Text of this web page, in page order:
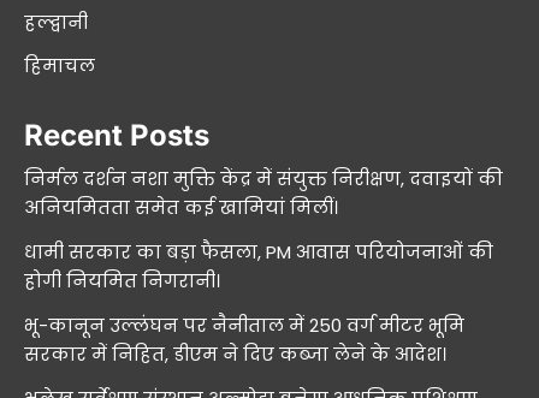
हल्द्वानी
हिमाचल
Recent Posts
निर्मल दर्शन नशा मुक्ति केंद्र में संयुक्त निरीक्षण, दवाइयों की
अनियमितता समेत कई खामियां मिलीं।
धामी सरकार का बड़ा फैसला, PM आवास परियोजनाओं की
होगी नियमित निगरानी।
भू-कानून उल्लंघन पर नैनीताल में 250 वर्ग मीटर भूमि
सरकार में निहित, डीएम ने दिए कब्जा लेने के आदेश।